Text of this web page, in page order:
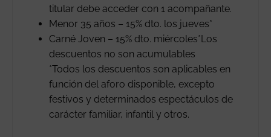
titular debe acceder con 1 acompañante.
Menor 35 años – 15% dto. los jueves*
Carné Joven – 15% dto. miércoles*Los
descuentos no son acumulables
*Todos los descuentos son aplicables en
función del aforo disponible, excepto
festivos y determinados espectáculos de
carácter familiar, infantil y otros.